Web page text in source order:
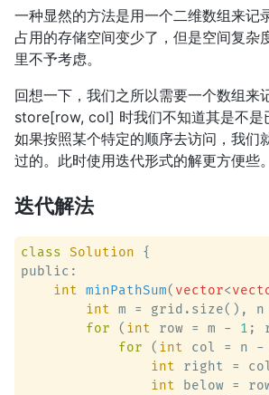
一种显然的方法是用一个二维数组来记
占用的存储空间变少了，但是空间复杂
里不予考虑。
回想一下，我们之所以需要一个数组来
store[row, col] 时我们不知道其是不是
如果按照某个特定的顺序去访问，我们
过的。此时使用迭代形式的解更方便些。
迭代解法
class Solution {
public:
int minPathSum( vector<
int m = grid.size(), n
for ( int row = m - 1 ;
for ( int col = n -
int right =
int below =